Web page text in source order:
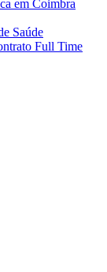
em Coimbra
Saúde
Full Time